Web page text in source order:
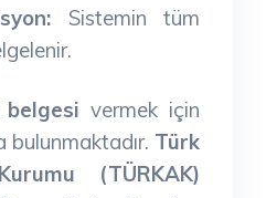
Sistemin tüm
belgesi vermek için
Türk
(TÜRKAK)